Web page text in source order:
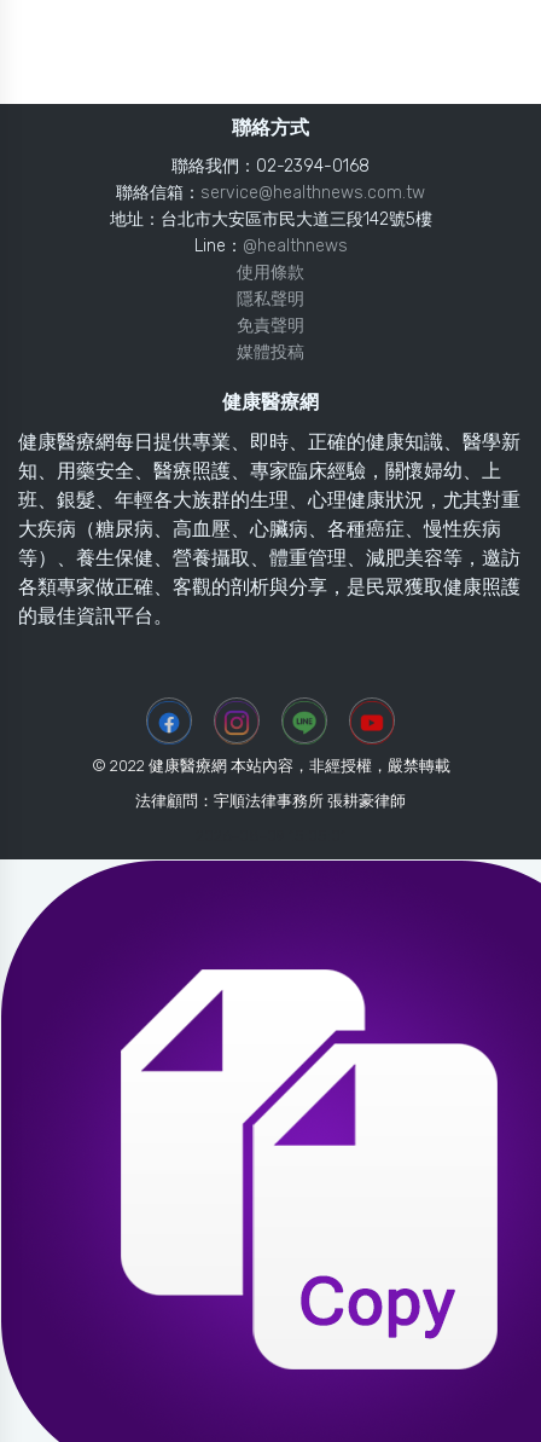
聯絡方式
聯絡我們：02-2394-0168
聯絡信箱： service@healthnews.com.tw
地址：台北市大安區市民大道三段142號5樓
Line： @healthnews
使用條款
隱私聲明
免責聲明
媒體投稿
健康醫療網
健康醫療網每日提供專業、即時、正確的健康知識、醫學新
知、用藥安全、醫療照護、專家臨床經驗，關懷婦幼、上
班、銀髮、年輕各大族群的生理、心理健康狀況，尤其對重
大疾病（糖尿病、高血壓、心臟病、各種癌症、慢性疾病
等）、養生保健、營養攝取、體重管理、減肥美容等，邀訪
各類專家做正確、客觀的剖析與分享，是民眾獲取健康照護
的最佳資訊平台。
© 2022 健康醫療網 本站內容，非經授權，嚴禁轉載
法律顧問：宇順法律事務所 張耕豪律師